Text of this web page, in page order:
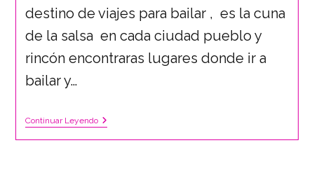
destino de viajes para bailar , es la cuna
de la salsa en cada ciudad pueblo y
rincón encontraras lugares donde ir a
bailar y…
Continuar Leyendo